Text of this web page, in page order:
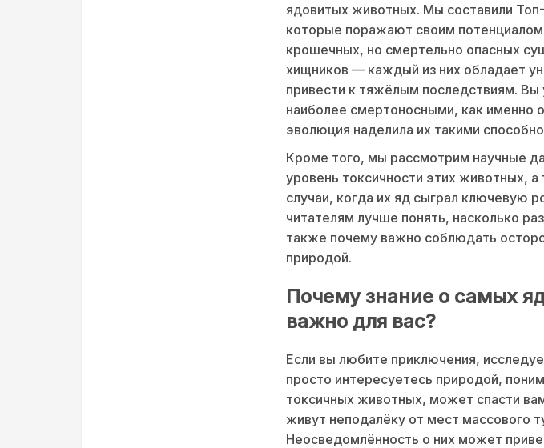
ядовитых животных. Мы составили
которые поражают своим
крошечных, но смертельно опасных
хищников — каждый из них обладает
привести к тяжёлым последствиям. Вы
наиболее смертоносными, как именно
эволюция наделила их такими
Кроме того, мы рассмотрим научные
уровень токсичности этих животных,
случаи, когда их яд сыграл ключевую
читателям лучше понять, насколько
также почему важно соблюдать
природой.
Почему знание о самых
важно для вас?
Если вы любите приключения,
просто интересуетесь природой,
токсичных животных, может спасти
живут неподалёку от мест массового
Неосведомлённость о них может